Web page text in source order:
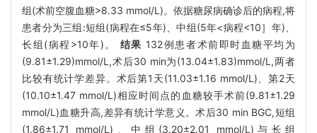
组(术前空腹血糖>8.33 mmol/L)。依据糖尿病确诊后的病程,将
患者分为三组:短组(病程在≤5年)、中组(5年<病程<10］年)、
长组(病程>10年)。 结果 132例患者术前即时血糖平均为
(9.81±1.29)mmol/L,术后30 min为(13.04±1.83)mmol/L,两者
比较有统计学差异。术后第1天(11.03±1.16 mmol/L)、第2天
(10.10±1.47 mmol/L)相应时间点的血糖较手术前(9.81±1.29
mmol/L)血糖升高,差异有统计学意义。术后30 min BGC,短组
(1.86±1.71 mmol/L)、中组(3.20±2.01 mmol/L)与长组